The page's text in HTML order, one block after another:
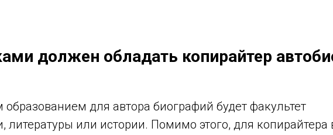
должен обладать копирайтер
для автора биографий будет факультет
литературы или истории. Помимо этого, для